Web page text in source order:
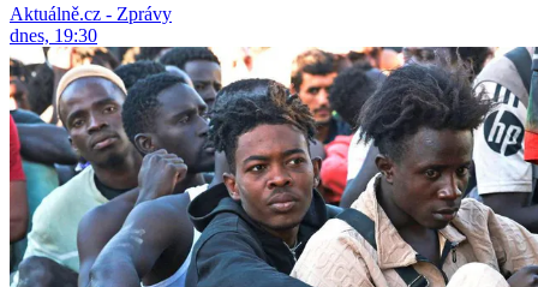
Aktuálně.cz - Zprávy
dnes, 19:30